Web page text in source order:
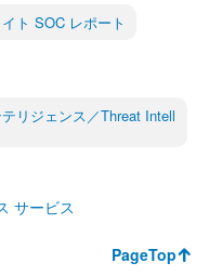
ト SOC レポート
リジェンス／Threat Intell
サービス
PageTop